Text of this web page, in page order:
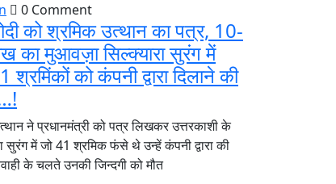
0 Comment
को श्रमिक उत्थान का पत्र, 10-
का मुआवज़ा सिल्क्यारा सुरंग में
को कंपनी द्वारा दिलाने की
ने प्रधानमंत्री को पत्र लिखकर उत्तरकाशी के
सुरंग में जो 41 श्रमिक फंसे थे उन्हें कंपनी द्वारा की
के चलते उनकी जिन्दगी को मौत